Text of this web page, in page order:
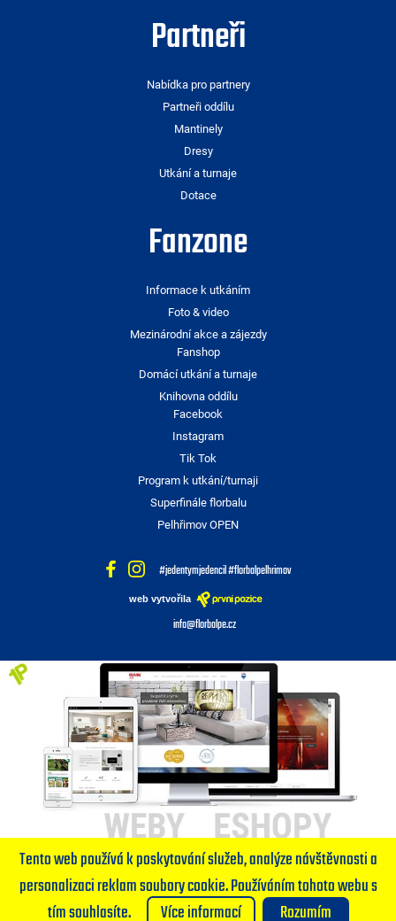
Partneři
Nabídka pro partnery
Partneři oddílu
Mantinely
Dresy
Utkání a turnaje
Dotace
Fanzone
Informace k utkáním
Foto & video
Mezinárodní akce a zájezdy
Fanshop
Domácí utkání a turnaje
Knihovna oddílu
Facebook
Instagram
Tik Tok
Program k utkání/turnaji
Superfinále florbalu
Pelhřimov OPEN
#jedentymjedencil #florbalpelhrimov
web vytvořila
info@florbalpe.cz
Tento web používá k poskytování služeb, analýze návštěvnosti a
personalizaci reklam soubory cookie. Používáním tohoto webu s
tím souhlasíte.
Více informací Rozumím